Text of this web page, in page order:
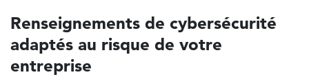
Renseignements de cybersécurité
adaptés au risque de votre
entreprise